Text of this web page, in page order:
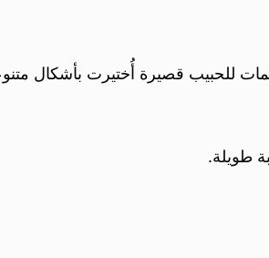
للحبيب قصيرة أُختيرت بأشكال
طويلة.